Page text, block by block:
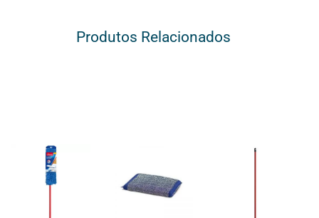
Produtos Relacionados